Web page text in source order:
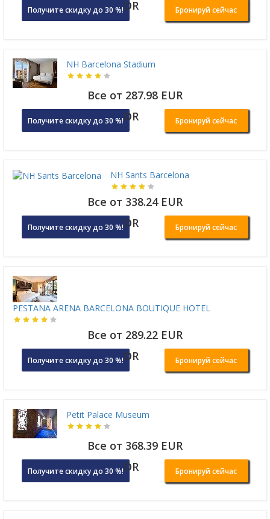
Получите скидку до 30 %!OR Бронируй сейчас
NH Barcelona Stadium
Все от 287.98 EUR
Получите скидку до 30 %!OR Бронируй сейчас
NH Sants Barcelona
Все от 338.24 EUR
Получите скидку до 30 %!OR Бронируй сейчас
PESTANA ARENA BARCELONA BOUTIQUE HOTEL
Все от 289.22 EUR
Получите скидку до 30 %!OR Бронируй сейчас
Petit Palace Museum
Все от 368.39 EUR
Получите скидку до 30 %!OR Бронируй сейчас